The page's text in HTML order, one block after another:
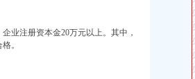
注册资本金20万元以上。其中，
。